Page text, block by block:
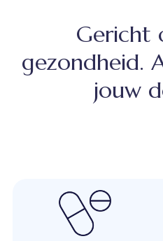
Gericht
gezondheid.
jouw